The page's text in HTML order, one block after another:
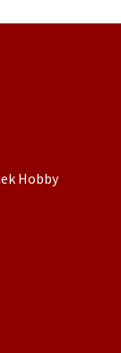
Hobby